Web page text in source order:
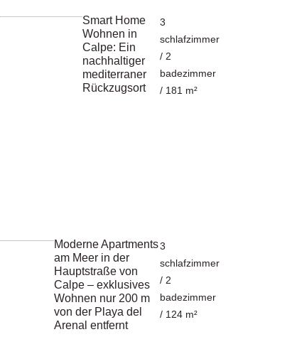
Smart Home
Wohnen in
Calpe: Ein
nachhaltiger
mediterraner
Rückzugsort
3
schlafzimmer
/ 2
badezimmer
/ 181 m²
Moderne Apartments
am Meer in der
Hauptstraße von
Calpe – exklusives
Wohnen nur 200 m
von der Playa del
Arenal entfernt
3
schlafzimmer
/ 2
badezimmer
/ 124 m²